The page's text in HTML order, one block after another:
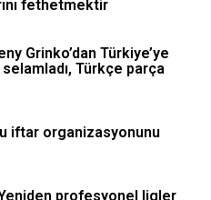
fethetmektir
Grinko’dan Türkiye’ye
Türkçe parça
iftar organizasyonunu
profesyonel ligler